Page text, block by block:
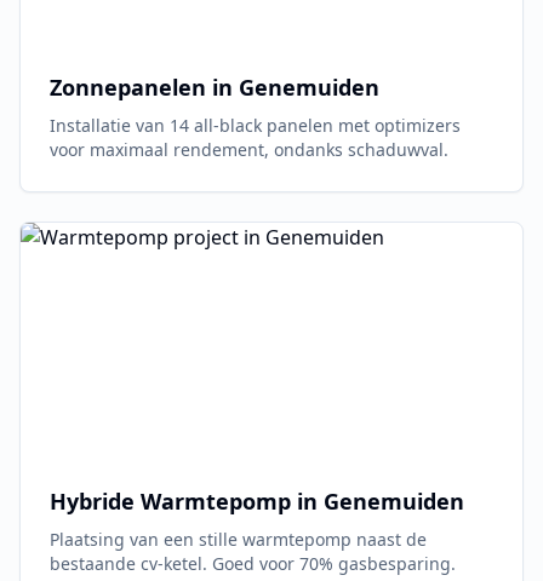
Zonnepanelen in Genemuiden
Installatie van 14 all-black panelen met optimizers
voor maximaal rendement, ondanks schaduwval.
Hybride Warmtepomp in Genemuiden
Plaatsing van een stille warmtepomp naast de
bestaande cv-ketel. Goed voor 70% gasbesparing.